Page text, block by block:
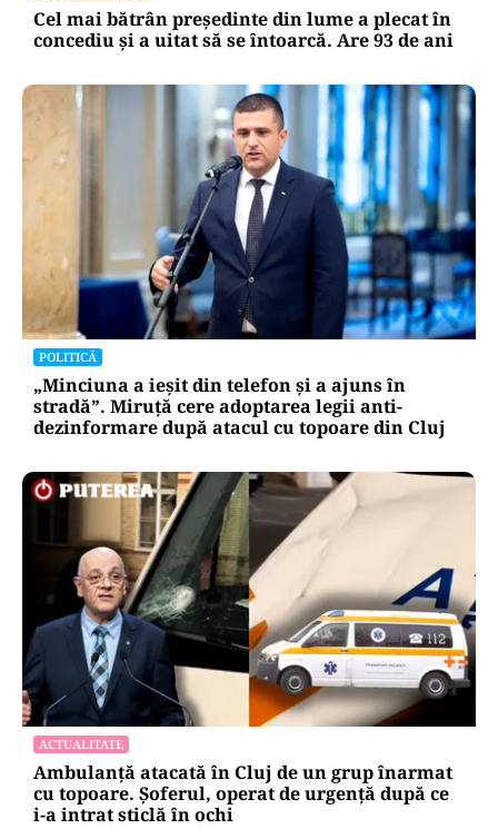
Cel mai bătrân președinte din lume a plecat în
concediu și a uitat să se întoarcă. Are 93 de ani
POLITICĂ
„Minciuna a ieșit din telefon și a ajuns în
stradă”. Miruță cere adoptarea legii anti-
dezinformare după atacul cu topoare din Cluj
ACTUALITATE
Ambulanță atacată în Cluj de un grup înarmat
cu topoare. Șoferul, operat de urgență după ce
i-a intrat sticlă în ochi